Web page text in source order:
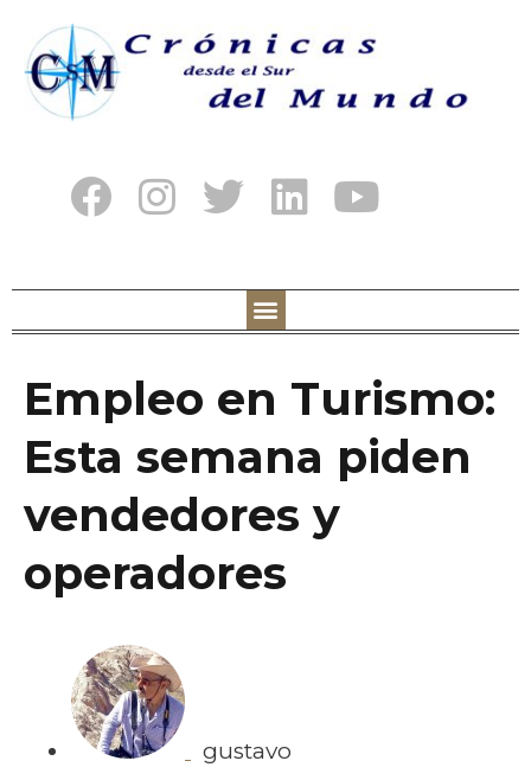
Empleo en Turismo:
Esta semana piden
vendedores y
operadores
gustavo